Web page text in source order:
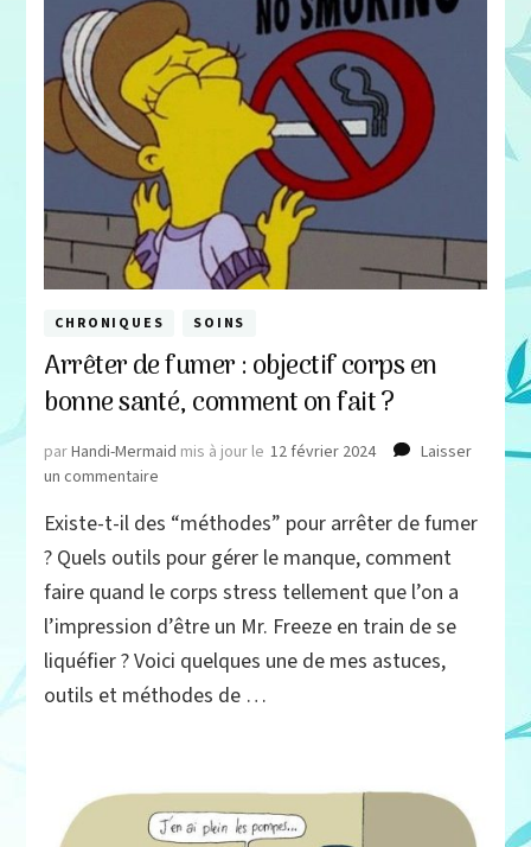
CHRONIQUES SOINS
Arrêter de fumer : objectif corps en
bonne santé, comment on fait ?
parHandi-Mermaid mis à jour le 12 février 2024
Laisser
un commentaire
de
fumer
objectif
corps
en
bonne
santé,
?
Existe-t-il des “méthodes” pour arrêter de fumer
? Quels outils pour gérer le manque, comment
faire quand le corps stress tellement que l’on a
l’impression d’être un Mr. Freeze en train de se
liquéfier ? Voici quelques une de mes astuces,
outils et méthodes de …